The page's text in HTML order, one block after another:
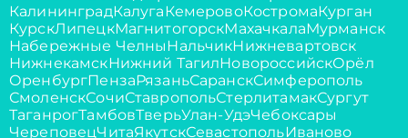
КалининградКалугаКемеровоКостромаКурган
КурскЛипецкМагнитогорскМахачкалаМурманск
Набережные ЧелныНальчикНижневартовск
НижнекамскНижний ТагилНовороссийскОрёл
ОренбургПензаРязаньСаранскСимферополь
СмоленскСочиСтавропольСтерлитамакСургут
ТаганрогТамбовТверьУлан-УдэЧебоксары
ЧереповецЧитаЯкутскСевастопольИваново